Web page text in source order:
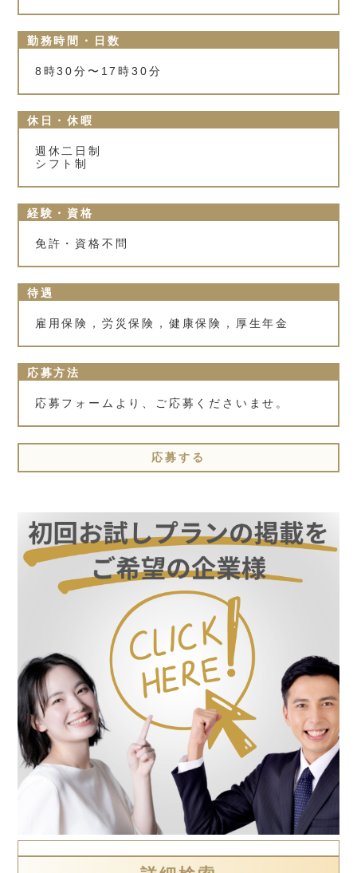
勤務時間・日数
8時30分〜17時30分
休日・休暇
週休二日制
シフト制
経験・資格
免許・資格不問
待遇
雇用保険，労災保険，健康保険，厚生年金
応募方法
応募フォームより、ご応募くださいませ。
応募する